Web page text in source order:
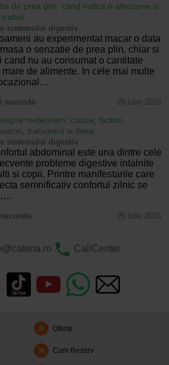
de prea plin: cand indica o afectiune si
sistemului digestiv
au experimentat macar o data
o senzatie de prea plin, chiar si
cand nu au consumat o cantitate
mare de alimente. In cele mai multe
secunde 26 iulie 2026
meteorism: cauze, factori
tratament si dieta
sistemului digestiv
abdominal este una dintre cele
probleme digestive intalnite
si copii. Printre manifestarile care
semnificativ confortul zilnic se
26 iulie 2026
CallCenter
Oferte
Cum Rezerv